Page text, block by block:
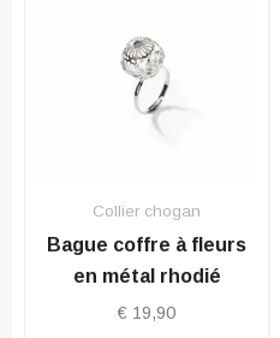
Collier chogan
Bague coffre à fleurs
en métal rhodié
€ 19,90